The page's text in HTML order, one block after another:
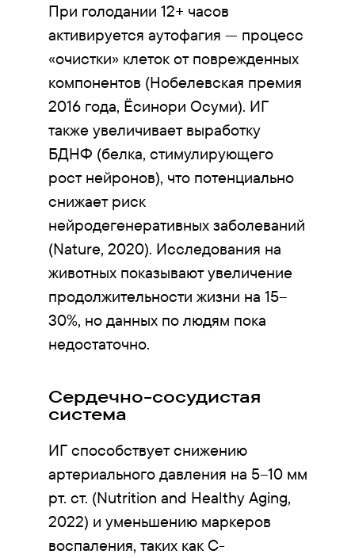
При голодании 12+ часов
активируется аутофагия — процесс
«очистки» клеток от поврежденных
компонентов (Нобелевская премия
2016 года, Ёсинори Осуми). ИГ
также увеличивает выработку
БДНФ (белка, стимулирующего
рост нейронов), что потенциально
снижает риск
нейродегенеративных заболеваний
(Nature, 2020). Исследования на
животных показывают увеличение
продолжительности жизни на 15–
30%, но данных по людям пока
недостаточно.
Сердечно-сосудистая
система
ИГ способствует снижению
артериального давления на 5–10 мм
рт. ст. (Nutrition and Healthy Aging,
2022) и уменьшению маркеров
воспаления, таких как С-